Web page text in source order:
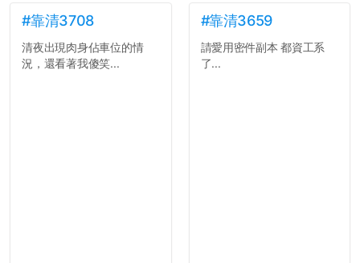
#靠清3708
清夜出現肉身佔車位的情
況，還看著我傻笑...
#靠清3659
請愛用密件副本 都資工系
了...